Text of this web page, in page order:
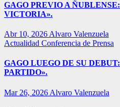
GAGO PREVIO A
VICTORIA».
Abr 10, 2026 Alvaro Valenzuela
Actualidad Conferencia de Prensa
GAGO LUEGO DE SU
PARTIDO».
Mar 26, 2026 Alvaro Valenzuela